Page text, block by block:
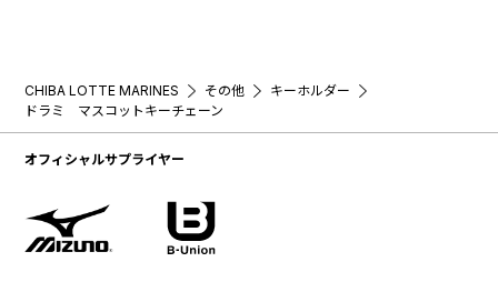
CHIBA LOTTE MARINES その他
キーホルダー
ドラミ マスコットキーチェーン
オフィシャルサプライヤー